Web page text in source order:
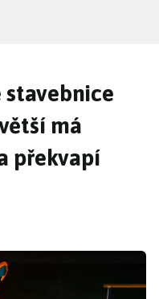
stavebnice
má
překvapí